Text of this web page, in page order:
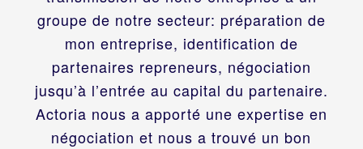
groupe de notre secteur: préparation de
mon entreprise, identification de
partenaires repreneurs, négociation
jusqu’à l’entrée au capital du partenaire.
Actoria nous a apporté une expertise en
négociation et nous a trouvé un bon